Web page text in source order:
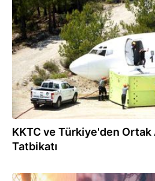
23.06.2026
KKTC ve Türkiye'den
Tatbikatı